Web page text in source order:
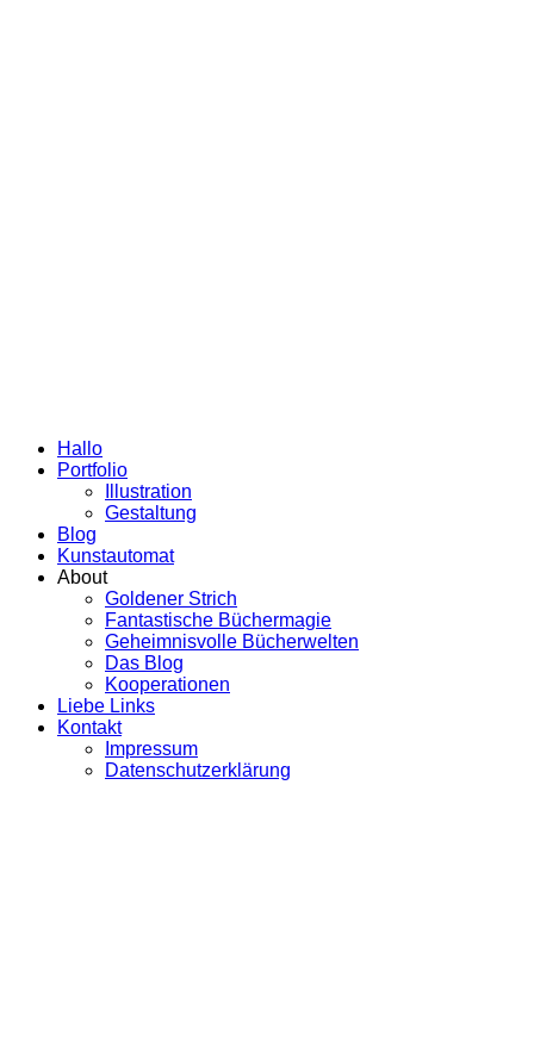
Hallo
Portfolio
Illustration
Gestaltung
Blog
Kunstautomat
About
Goldener Strich
Fantastische Büchermagie
Geheimnisvolle Bücherwelten
Das Blog
Kooperationen
Liebe Links
Kontakt
Impressum
Datenschutzerklärung